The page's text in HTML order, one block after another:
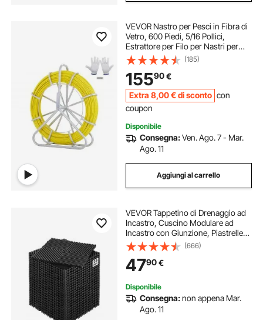
VEVOR Nastro per Pesci in Fibra di
Vetro, 600 Piedi, 5/16 Pollici,
Estrattore per Filo per Nastri per
Canne da Condotto, Asta per Cavi
con Supporto per Mulinello in
Acciaio, 3 Teste di Trazione
(185)
15590€
Extra 8,00 €di sconto con
coupon
Disponibile
Consegna:Ven. Ago. 7 - Mar.
Ago. 11
Aggiungi al carrello
VEVOR Tappetino di Drenaggio ad
Incastro, Cuscino Modulare ad
Incastro con Giunzione, Piastrelle
per Pavimenti Antiscivolo e
Tappetino per Doccia Garage
Giardino Cucina 310 x 310 mm 24
Pezzi Nero
(666)
4790€
Disponibile
Consegna:non appena Mar.
Ago. 11